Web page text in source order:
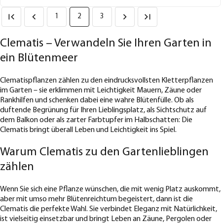
1 2 3
Clematis – Verwandeln Sie Ihren Garten in
ein Blütenmeer
Clematispflanzen zählen zu den eindrucksvollsten Kletterpflanzen
im Garten – sie erklimmen mit Leichtigkeit Mauern, Zäune oder
Rankhilfen und schenken dabei eine wahre Blütenfülle. Ob als
duftende Begrünung für Ihren Lieblingsplatz, als Sichtschutz auf
dem Balkon oder als zarter Farbtupfer im Halbschatten: Die
Clematis bringt überall Leben und Leichtigkeit ins Spiel.
Warum Clematis zu den Gartenlieblingen
zählen
Wenn Sie sich eine Pflanze wünschen, die mit wenig Platz auskommt,
aber mit umso mehr Blütenreichtum begeistert, dann ist die
Clematis die perfekte Wahl. Sie verbindet Eleganz mit Natürlichkeit,
ist vielseitig einsetzbar und bringt Leben an Zäune, Pergolen oder